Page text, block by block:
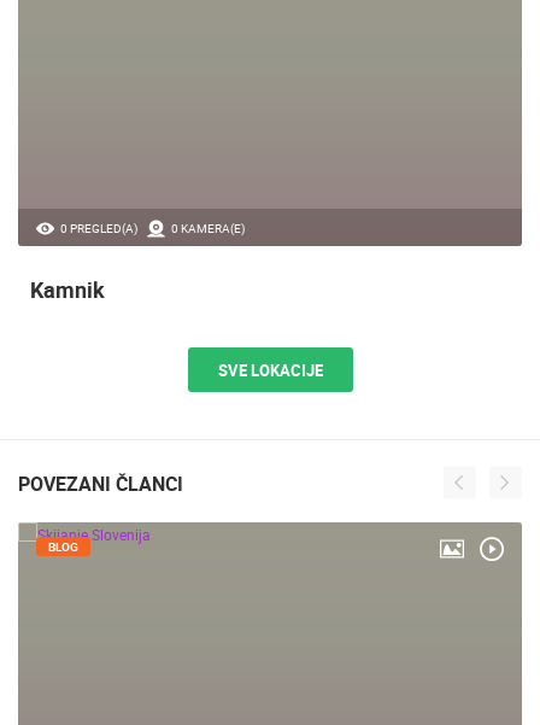
0 PREGLED(A) 0 KAMERA(E)
Kamnik
SVE LOKACIJE
POVEZANI ČLANCI
BLOG